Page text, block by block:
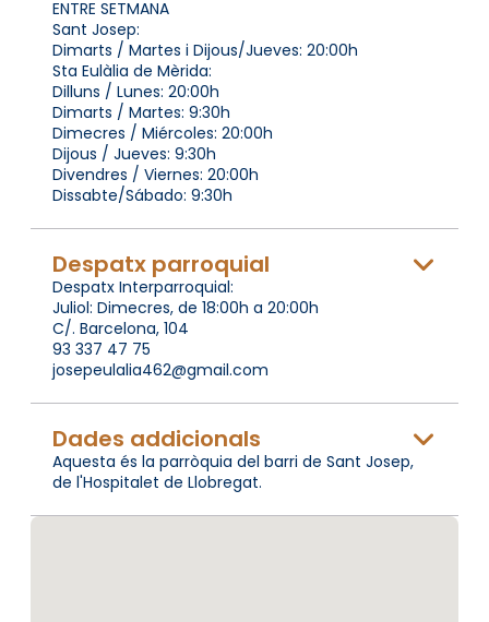
ENTRE SETMANA
Sant Josep:
Dimarts / Martes i Dijous/Jueves: 20:00h
Sta Eulàlia de Mèrida:
Dilluns / Lunes: 20:00h
Dimarts / Martes: 9:30h
Dimecres / Miércoles: 20:00h
Dijous / Jueves: 9:30h
Divendres / Viernes: 20:00h
Dissabte/Sábado: 9:30h
Despatx parroquial
Despatx Interparroquial:
Juliol: Dimecres, de 18:00h a 20:00h
C/. Barcelona, 104
93 337 47 75
josepeulalia462@gmail.com
Dades addicionals
Aquesta és la parròquia del barri de Sant Josep,
de l'Hospitalet de Llobregat.